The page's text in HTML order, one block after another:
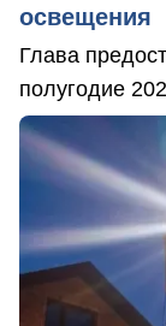
освещения
Глава
полугодие